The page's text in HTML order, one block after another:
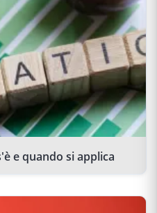
e quando si applica